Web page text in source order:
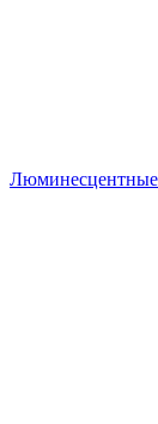
Люминесцентные